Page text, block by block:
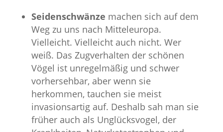
Seidenschwänze machen sich auf dem
Weg zu uns nach Mitteleuropa.
Vielleicht. Vielleicht auch nicht. Wer
weiß. Das Zugverhalten der schönen
Vögel ist unregelmäßig und schwer
vorhersehbar, aber wenn sie
herkommen, tauchen sie meist
invasionsartig auf. Deshalb sah man sie
früher auch als Unglücksvogel, der